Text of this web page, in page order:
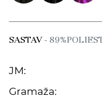
SASTAV-
JM:
Gramaža: